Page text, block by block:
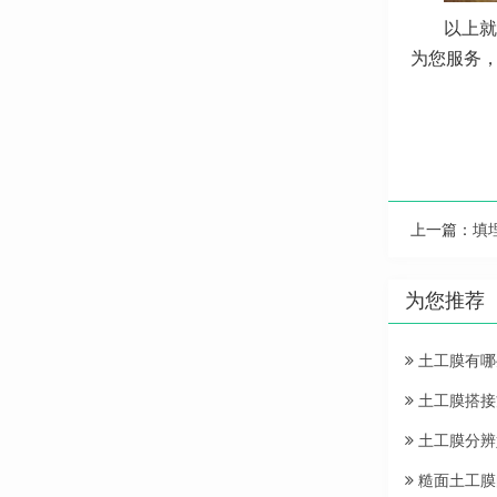
以上
为您服务
上一篇： 填
为您推荐
土工膜有
土工膜搭
土工膜分
糙面土工